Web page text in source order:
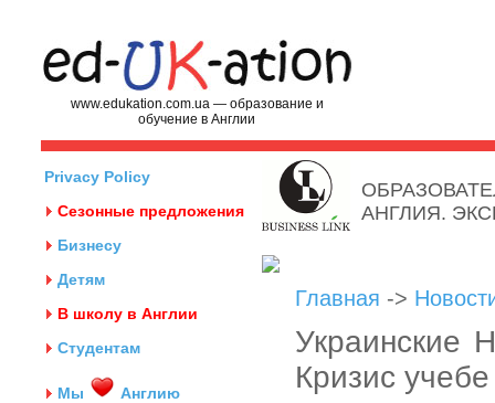
www.edukation.com.ua — образование и
обучение в Англии
Privacy Policy
Сезонные предложения
Бизнесу
Детям
В школу в Англии
Студентам
Мы
Англию
АНГЛИЯ.
Главная ->
Украинские
Кризис